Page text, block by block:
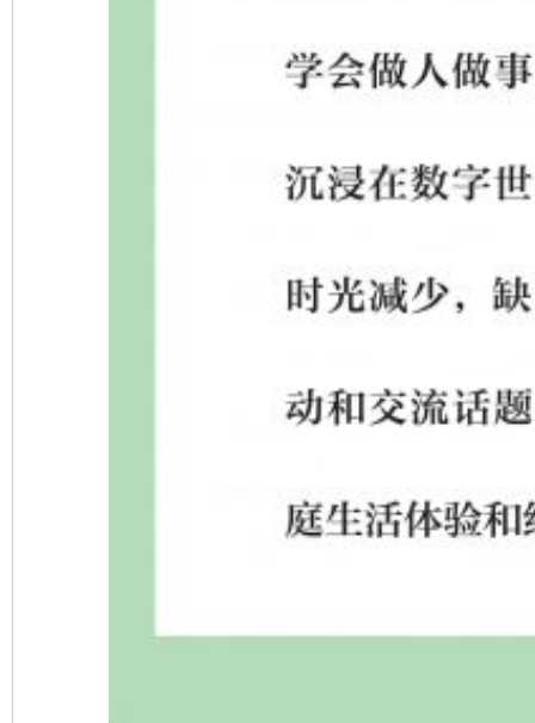
网上购药对药下症？